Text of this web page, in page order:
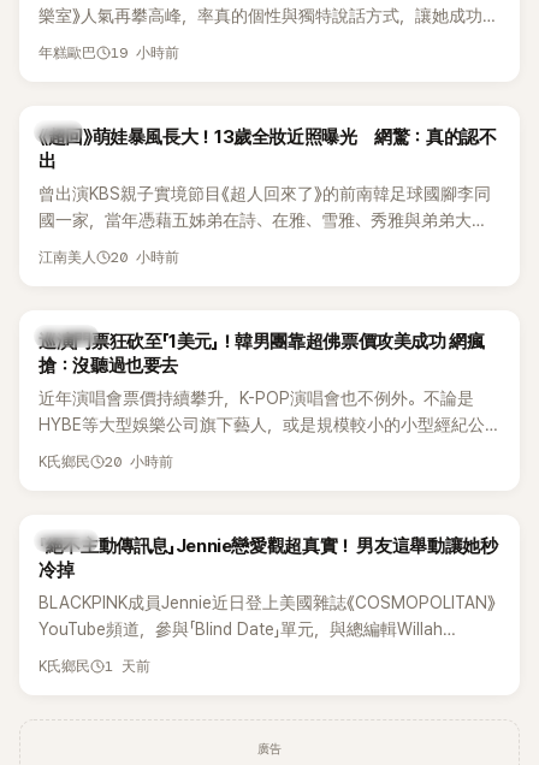
樂室》人氣再攀高峰，率真的個性與獨特說話方式，讓她成功塑
造鮮明形象。不過近日，韓國知名論壇卻出現一篇以「我真的超
年糕歐巴 19 小時前
韓星
《超回》萌娃暴風長大！13歲全妝近照曝光 網驚：真的認不
出
曾出演KBS親子實境節目《超人回來了》的前南韓足球國腳李同
國一家，當年憑藉五姊弟在詩、在雅、雪雅、秀雅與弟弟大發
（雪秀大）的可愛互動圈粉無數。隨著孩子們陸續長大，近況
嘆。
江南美人 20 小時前
K-POP
巡演門票狂砍至「1美元」！韓男團靠超佛票價攻美成功 網瘋
搶：沒聽過也要去
近年演唱會票價持續攀升，K-POP演唱會也不例外。不論是
HYBE等大型娛樂公司旗下藝人，或是規模較小的小型經紀公
司，偶爾都會引發粉絲對票價過高的抱怨，甚至直呼「太不合
K氏鄉民 20 小時前
K-POP
「絕不主動傳訊息」Jennie戀愛觀超真實！ 男友這舉動讓她秒
冷掉
BLACKPINK成員Jennie近日登上美國雜誌《COSMOPOLITAN》
YouTube頻道，參與「Blind Date」單元，與總編輯Willah
Bennett大聊感情話題，從挑選約會對象、聯絡方式，到第一次
K氏鄉民 1 天前
廣告